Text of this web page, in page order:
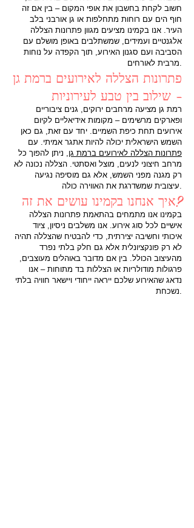
חשוב לקחת בחשבון את אופי המקום – בין אם זה
חוף הים עם רוחות מתחלפות או גן אורבני בלב
העיר. אנו בקמינו מציעים מגוון פתרונות הצללה
אלגנטיים ועמידים, שמשתלבים באופן מושלם עם
הסביבה ועם סגנון האירוע, תוך הקפדה על נוחות
מרבית לאורחים.
פתרונות הצללה לאירועים ברמת גן
– שילוב בין טבע לעירוניות
רמת גן מציעה מרחבים ירוקים, גנים ציבוריים
ופארקים מרשימים – מקומות אידיאליים לקיום
אירועים תחת כיפת השמיים. יחד עם זאת, גם כאן
השמש הישראלית יכולה להיות אתגר אמיתי. עם
פתרונות הצללה לאירועים ברמת גן, ניתן להפוך כל
מרחב חיצוני לנעים, מוצל ואסתטי. הצללה נכונה לא
רק מגנה מפני השמש, אלא גם מוסיפה נגיעה
עיצובית שמשדרגת את האווירה כולה.
איך אנחנו בקמינו עושים את זה?
בקמינו אנו מתמחים בהתאמת פתרונות הצללה
אישיים לכל סוג אירוע. אנו משלבים ניסיון, ציוד
איכותי וחשיבה יצירתית, כדי להבטיח שהצללה תהיה
לא רק פונקציונלית אלא גם חלק בלתי נפרד
מהעיצוב הכולל. בין אם מדובר באוהלים מעוצבים,
פרגולות מודולריות או הצללות בד מתוחות – אנו
נדאג שהאירוע שלכם ייראה ייחודי ויישאר חוויה בלתי
נשכחת.